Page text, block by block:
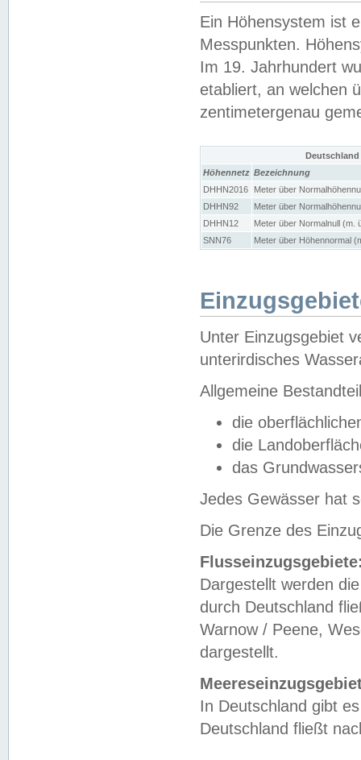
Ein Höhensystem ist
Messpunkten.
Im 19. Jahrhundert
etabliert, an welchen
zentimetergenau
Höhennetz Bezeichnung
DHHN2016
Meter über
DHHN92
Meter über
DHHN12
Meter über Normalnull (m.
SNN76
Meter über Höhennormal
Unter Einzugsgebiet
unterirdisches
Allgemeine
die
die
das
Jedes Gewässer hat
Die Grenze des
Dargestellt werden
durch Deutschland
Warnow / Peene,
dargestellt.
In Deutschland gibt
Deutschland fließt